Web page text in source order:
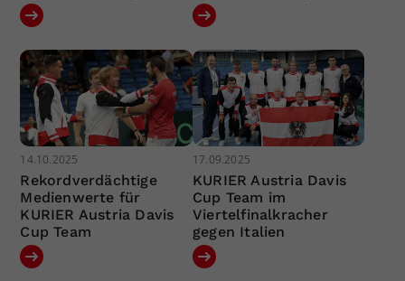
14.10.2025
Rekordverdächtige
Medienwerte für
KURIER Austria Davis
Cup Team
17.09.2025
KURIER Austria Davis
Cup Team im
Viertelfinalkracher
gegen Italien